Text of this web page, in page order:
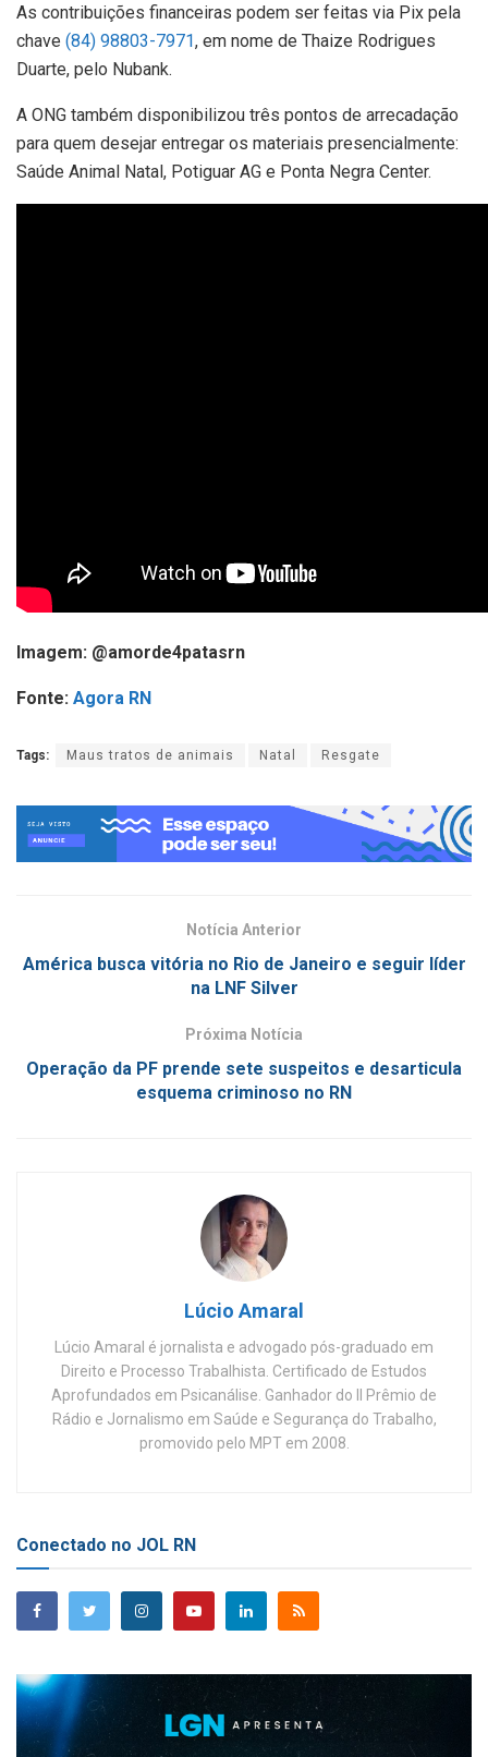
As contribuições financeiras podem ser feitas via Pix pela
chave (84) 98803-7971, em nome de Thaize Rodrigues
Duarte, pelo Nubank.
A ONG também disponibilizou três pontos de arrecadação
para quem desejar entregar os materiais presencialmente:
Saúde Animal Natal, Potiguar AG e Ponta Negra Center.
Imagem: @amorde4patasrn
Fonte: Agora RN
Tags: Maus tratos de animais Natal Resgate
Notícia Anterior
América busca vitória no Rio de Janeiro e seguir líder
na LNF Silver
Próxima Notícia
Operação da PF prende sete suspeitos e desarticula
esquema criminoso no RN
Lúcio Amaral
Lúcio Amaral é jornalista e advogado pós-graduado em
Direito e Processo Trabalhista. Certificado de Estudos
Aprofundados em Psicanálise. Ganhador do II Prêmio de
Rádio e Jornalismo em Saúde e Segurança do Trabalho,
promovido pelo MPT em 2008.
Conectado no JOL RN